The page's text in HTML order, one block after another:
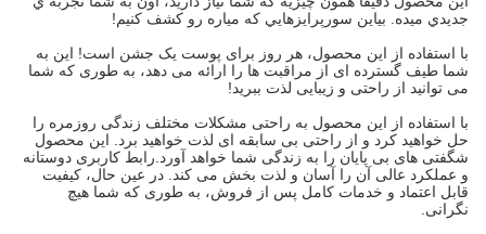
جديدي ميده. بياين سورپرايزهايي که مياره رو کشف کنيم!
با استفاده از این محصول، هر روز برای پوست یک جشن است! این به
شما طیف گسترده ای از مراقبت ها را ارائه می دهد، به طوری که شما
می توانید از راحتی و زیبایی لذت ببرید!
با استفاده از این محصول به راحتی مشکلات مختلف زندگی روزمره را
حل خواهید کرد و از راحتی بی سابقه ای لذت خواهید برد. این محصول
شگفتی های بی پایان را به زندگی شما خواهد آورد.رابط کاربری دوستانه
و عملکرد عالی آن را آسان و لذت بخش می کند. در عین حال، کیفیت
قابل اعتماد و خدمات کامل پس از فروش، به طوری که شما هیچ
نگرانی.